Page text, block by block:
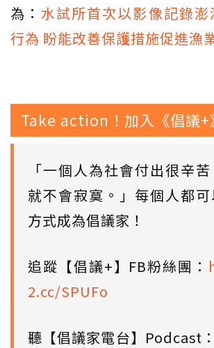
為：水試所首次以影像記錄澎
行為 盼能改善保護措施促進漁
Take action！加入《倡議+
「一個人為社會付出很辛
就不會寂寞。」每個人都
方式成為倡議家！
追蹤【倡議+】FB粉絲團：
2.cc/SPUFo
聽【倡議家電台】Podcast